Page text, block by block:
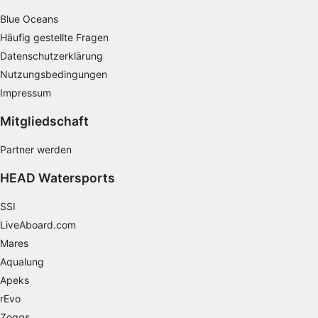
Blue Oceans
Häufig gestellte Fragen
Datenschutzerklärung
Nutzungsbedingungen
Impressum
Mitgliedschaft
Partner werden
HEAD Watersports
SSI
LiveAboard.com
Mares
Aqualung
Apeks
rEvo
verschiedenen Quellen
Angebote
Verwendung reduzierter Daten zur Auswahl
IAB-Besonderheiten:
Verwendung genauer Standortdaten
Geräte anhand von aktiv angeforderten
Informationen identifizieren
Nicht-IAB-Verarbeitungszwecke:
Performance